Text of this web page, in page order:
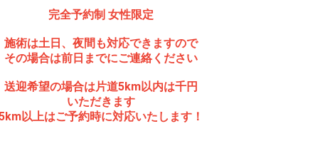
完全予約制 女性限定
施術は土日、夜間も対応できますので
その場合は前日までにご連絡ください
送迎希望の場合は片道5km以内は千円
いただきます
以上はご予約時に対応いたします！